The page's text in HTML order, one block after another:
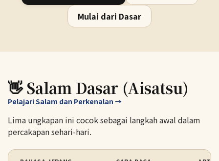
Mulai dari Dasar
👋 Salam Dasar (Aisatsu)
Pelajari Salam dan Perkenalan →
Lima ungkapan ini cocok sebagai langkah awal dalam
percakapan sehari-hari.